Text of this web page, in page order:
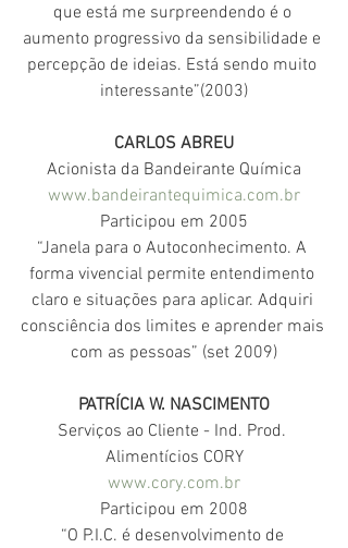
que está me surpreendendo é o
aumento progressivo da sensibilidade e
percepção de ideias. Está sendo muito
interessante”(2003)
CARLOS ABREU
Acionista da Bandeirante Química
www.bandeirantequimica.com.br
Participou em 2005
“Janela para o Autoconhecimento. A
forma vivencial permite entendimento
claro e situações para aplicar. Adquiri
consciência dos limites e aprender mais
com as pessoas” (set 2009)
PATRÍCIA W. NASCIMENTO
Serviços ao Cliente - Ind. Prod.
Alimentícios CORY
www.cory.com.br
Participou em 2008
“O P.I.C. é desenvolvimento de